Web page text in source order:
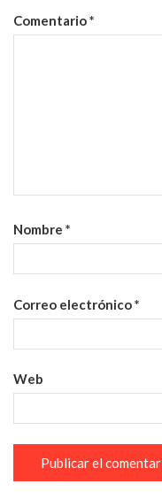
Comentario*
Nombre *
Correo electrónico*
Web